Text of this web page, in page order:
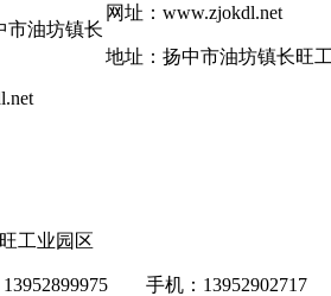
市油坊镇长
网址：www.zjokdl.net
地址：扬中市油坊镇长旺
工业园区
13952899975 手机：